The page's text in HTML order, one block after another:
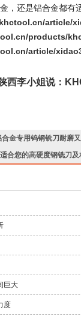
，还是铝合金都有
article/
products/
article/
西李小姐说：
金专用钨钢铣刀耐磨
合您的高硬度钢铣刀及
巨大
度